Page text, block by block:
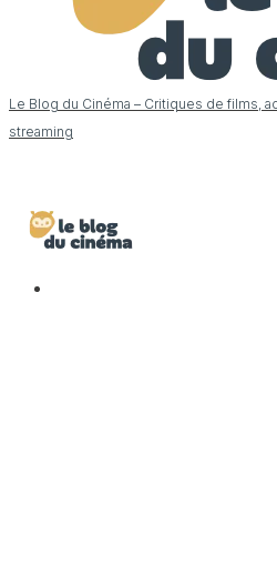
Le Blog du Cinéma – Critiques de films,
streaming